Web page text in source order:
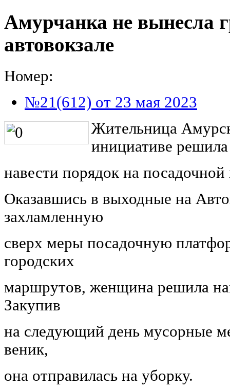
Амурчанка не вынесла
автовокзале
Номер:
№21(612) от 23 мая 2023
Жительница
инициативе решила
навести порядок на
Оказавшись в выходные на
захламленную
сверх меры посадочную
городских
маршрутов, женщина решила
Закупив
на следующий день мусорные
веник,
она отправилась на уборку.